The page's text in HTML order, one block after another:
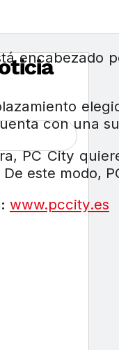
encabezado
con una
PC City
este modo,
www.pccity.es